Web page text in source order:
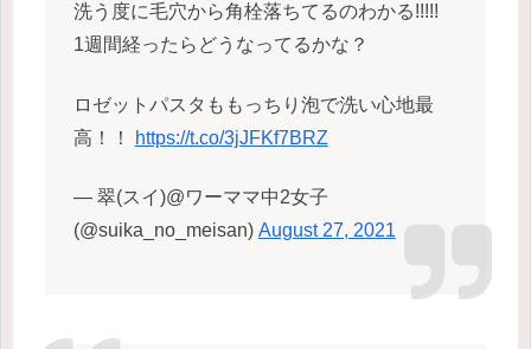
洗う度に毛穴から角栓落ちてるのわかる!!!!!
1週間経ったらどうなってるかな？
ロゼットパスタももっちり泡で洗い心地最
高！！
https://t.co/3jJFKf7BRZ
— 翠(スイ)@ワーママ中2女子
(@suika_no_meisan) August 27, 2021